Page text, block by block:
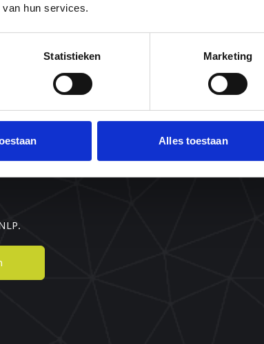
hun services.
Statistieken Marketing
Alles toestaan
Contact